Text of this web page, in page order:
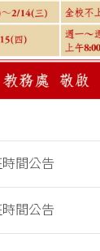
間公告
間公告